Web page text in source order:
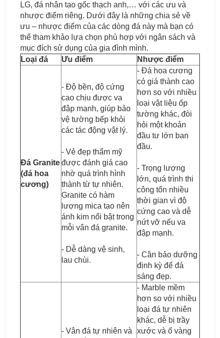
LG, đá nhân tạo gốc thạch anh,… với các ưu và
nhược điểm riêng. Dưới đây là những chia sẻ về
ưu – nhược điểm của các dòng đá này mà bạn có
thể tham khảo lựa chọn phù hợp với ngân sách và
mục đích sử dụng của gia đình mình.
Loại đá
Ưu điểm Nhược điểm
Đá Granite
(đá hoa
cương)
- Độ bền, độ cứng
cao chịu được va
đập mạnh, giúp bảo
vệ tường bếp khỏi
các tác động vật lý.
- Vẻ đẹp thẩm mỹ
được đánh giá cao
nhờ quá trình hình
thành từ tự nhiên.
Granite có hàm
lượng mica tạo nên
ánh kim nổi bật trong
mỗi vân đá granite.
- Dễ dàng vệ sinh,
lau chùi.
- Đá hoa cương
có giá thành cao
hơn so với nhiều
loại vật liệu ốp
tường khác, đòi
hỏi một khoản
đầu tư lớn ban
đầu.
- Trọng lượng
lớn, quá trình thi
công tốn nhiều
thời gian vì độ
cứng cao và dễ
nứt vỡ nếu va
đập mạnh.
- Cần bảo dưỡng
định kỳ để đá
sáng đẹp.
- Vân đá tự nhiên và
- Marble mềm
hơn so với nhiều
loại đá tự nhiên
khác, dễ bị trầy
xước và ố vàng